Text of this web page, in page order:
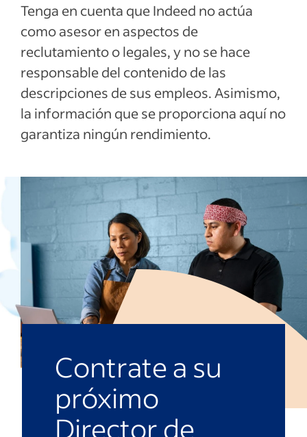
Tenga en cuenta que Indeed no actúa
como asesor en aspectos de
reclutamiento o legales, y no se hace
responsable del contenido de las
descripciones de sus empleos. Asimismo,
la información que se proporciona aquí no
garantiza ningún rendimiento.
Contrate a su
próximo
Director de